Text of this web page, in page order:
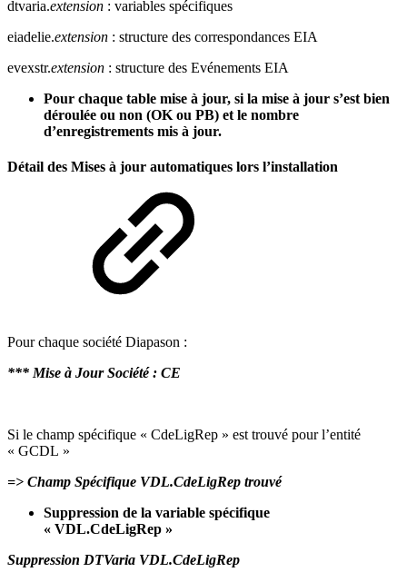
dtvaria.extension : variables spécifiques
eiadelie.extension : structure des correspondances EIA
evexstr.extension : structure des Evénements EIA
Pour chaque table mise à jour, si la mise à jour s’est bien
déroulée ou non (OK ou PB) et le nombre
d’enregistrements mis à jour.
Détail des Mises à jour automatiques lors l’installation
Pour chaque société Diapason :
*** Mise à Jour Société : CE
Si le champ spécifique « CdeLigRep » est trouvé pour l’entité
« GCDL »
=> Champ Spécifique VDL.CdeLigRep trouvé
Suppression de la variable spécifique
« VDL.CdeLigRep »
Suppression DTVaria VDL.CdeLigRep